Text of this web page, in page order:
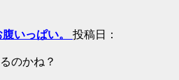
いっぱい。 投稿日：
のかね？